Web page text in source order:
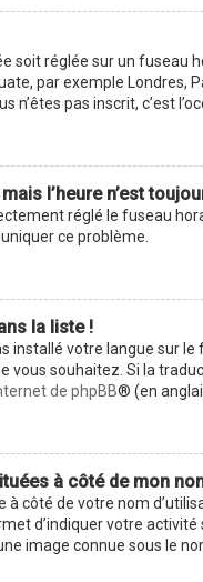
soit réglée sur un
par exemple Londres,
n’êtes pas inscrit, c’est
l’heure n’est
réglé le fuseau
ce problème.
la liste !
installé votre langue sur
vous souhaitez. Si la
de phpBB® (en
à côté de mon
à côté de votre nom
d’indiquer votre
image connue sous le